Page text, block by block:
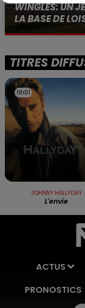
WINGLES: UN
LA BASE DE
La victime a coulé
TITRES
11h01
11h01
JOHNNY HALLYDAY
L'envie
ACTUS
PRONOSTICS